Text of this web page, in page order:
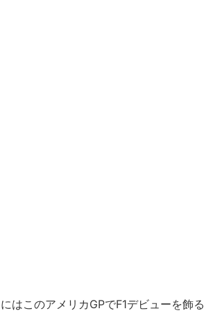
はこのアメリカGPでF1デビューを飾る